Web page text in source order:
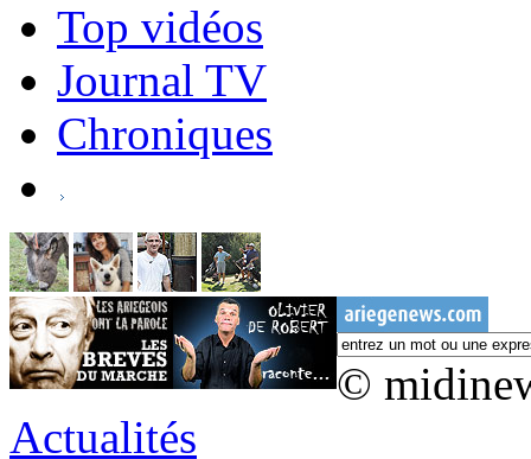
Top vidéos
Journal TV
Chroniques
©
Actualités